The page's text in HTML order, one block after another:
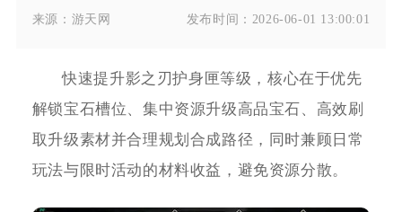
来源： 游天网 发布时间： 2026-06-01 13:00:01
快速提升影之刃护身匣等级，核心在于优先
解锁宝石槽位、集中资源升级高品宝石、高效刷
取升级素材并合理规划合成路径，同时兼顾日常
玩法与限时活动的材料收益，避免资源分散。